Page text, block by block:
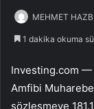
MEHMET
1 dakika okuma
Investing.com —
Amfibi
sözleşmeye